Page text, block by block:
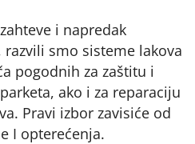
i napredak
smo sisteme lakova
pogodnih za zaštitu i
ako i za reparaciju
Pravi izbor zavisiće od
I opterećenja.